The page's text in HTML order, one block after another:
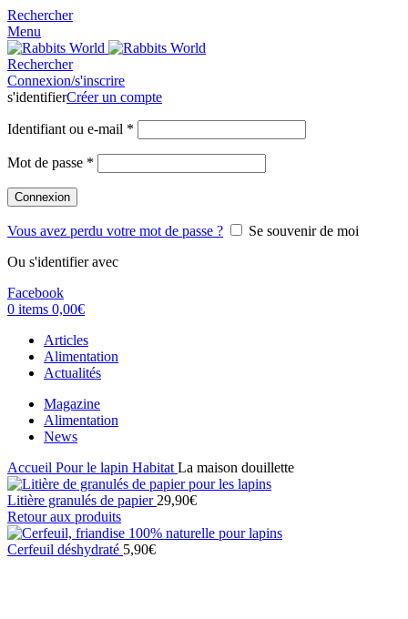
Rechercher
Menu
Rechercher
Connexion/s'inscrire
s'identifierCréer un compte
Identifiant ou e-mail *
Mot de passe *
Connexion
Vous avez perdu votre mot de passe ?
Se souvenir de moi
Ou s'identifier avec
Facebook
0 items 0,00€
Articles
Alimentation
Actualités
Magazine
Alimentation
News
Accueil Pour le lapin Habitat La maison douillette
Litière granulés de papier 29,90€
Retour aux produits
Cerfeuil déshydraté 5,90€